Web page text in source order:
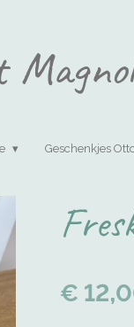
Geschenkjes
€